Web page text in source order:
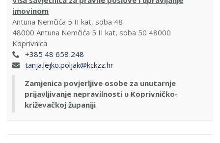
imovinom
Antuna Nemčića 5 II kat, soba 48
48000 Antuna Nemčića 5 II kat, soba 50 48000
Koprivnica
+385 48 658 248
tanja.lejko.poljak@kckzz.hr
Zamjenica povjerljive osobe za unutarnje
prijavljivanje nepravilnosti u Koprivničko-
križevačkoj županiji